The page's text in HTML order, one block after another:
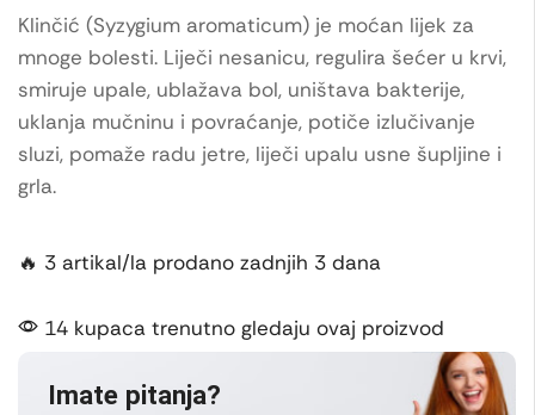
Klinčić (Syzygium aromaticum) je moćan lijek za
mnoge bolesti. Liječi nesanicu, regulira šećer u krvi,
smiruje upale, ublažava bol, uništava bakterije,
uklanja mučninu i povraćanje, potiče izlučivanje
sluzi, pomaže radu jetre, liječi upalu usne šupljine i
grla.
🔥 3 artikal/la prodano zadnjih 3 dana
14 kupaca trenutno gledaju ovaj proizvod
Imate pitanja?